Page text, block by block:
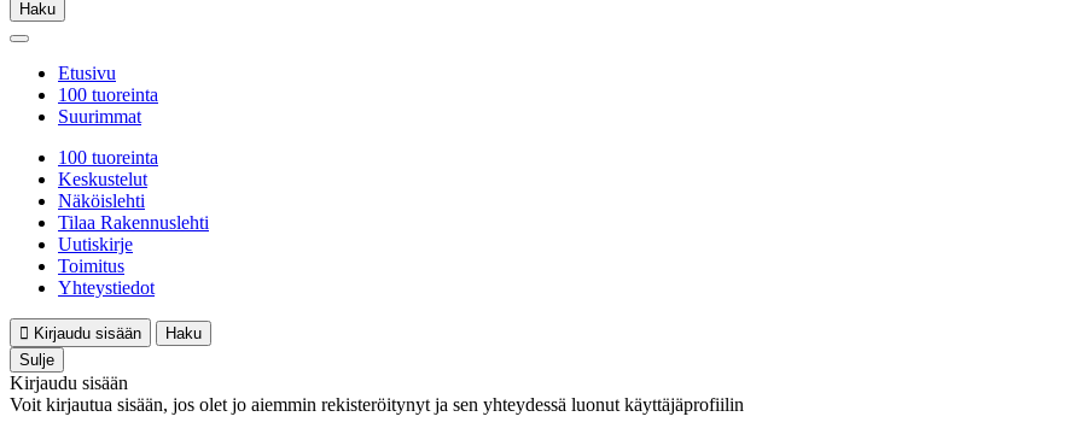
Haku
Etusivu
100 tuoreinta
Suurimmat
100 tuoreinta
Keskustelut
Näköislehti
Tilaa Rakennuslehti
Uutiskirje
Toimitus
Yhteystiedot
Kirjaudu sisään
Haku
Sulje
Kirjaudu sisään
Voit kirjautua sisään, jos olet jo aiemmin rekisteröitynyt ja sen yhteydessä luonut käyttäjäprofiilin